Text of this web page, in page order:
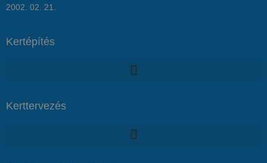
2002. 02. 21.
Kertépítés
Kerttervezés